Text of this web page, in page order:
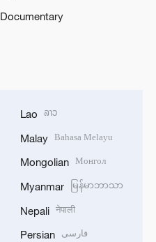
Documentary
Lao ລາວ
Malay Bahasa Melayu
Mongolian Монгол
Myanmar မြန်မာဘာသာ
Nepali नेपाली
Persian فارسی